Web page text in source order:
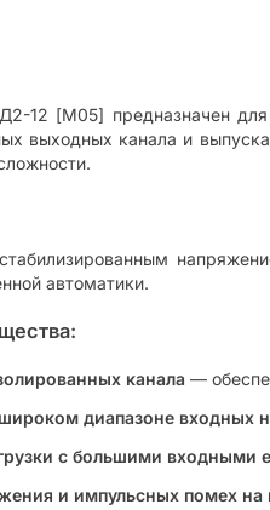
12 [M05] предназначен
выходных канала и
автоматики.
канала —
диапазоне входных
с большими входными
и импульсных помех на